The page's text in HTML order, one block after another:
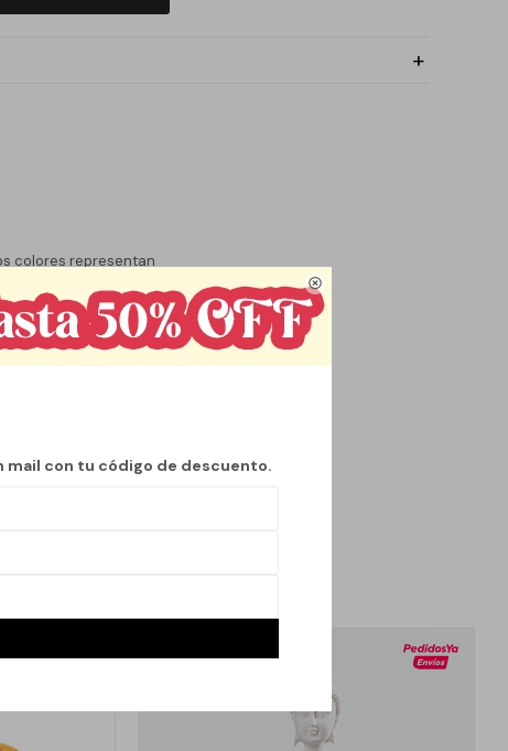

mail con tu código de descuento.
colores representan
movimiento,
ambientes,
valorado en